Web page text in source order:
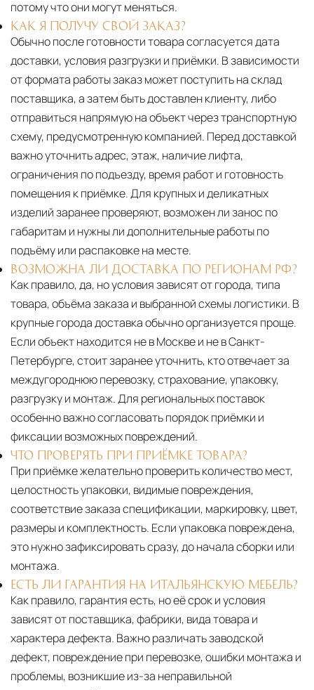
потому что они могут меняться.
КАК Я ПОЛУЧУ СВОЙ ЗАКАЗ?
Обычно после готовности товара согласуется дата
доставки, условия разгрузки и приёмки. В зависимости
от формата работы заказ может поступить на склад
поставщика, а затем быть доставлен клиенту, либо
отправиться напрямую на объект через транспортную
схему, предусмотренную компанией. Перед доставкой
важно уточнить адрес, этаж, наличие лифта,
ограничения по подъезду, время работ и готовность
помещения к приёмке. Для крупных и деликатных
изделий заранее проверяют, возможен ли занос по
габаритам и нужны ли дополнительные работы по
подъёму или распаковке на месте.
ВОЗМОЖНА ЛИ ДОСТАВКА ПО РЕГИОНАМ РФ?
Как правило, да, но условия зависят от города, типа
товара, объёма заказа и выбранной схемы логистики. В
крупные города доставка обычно организуется проще.
Если объект находится не в Москве и не в Санкт-
Петербурге, стоит заранее уточнить, кто отвечает за
междугороднюю перевозку, страхование, упаковку,
разгрузку и монтаж. Для региональных поставок
особенно важно согласовать порядок приёмки и
фиксации возможных повреждений.
ЧТО ПРОВЕРЯТЬ ПРИ ПРИЁМКЕ ТОВАРА?
При приёмке желательно проверить количество мест,
целостность упаковки, видимые повреждения,
соответствие заказа спецификации, маркировку, цвет,
размеры и комплектность. Если упаковка повреждена,
это нужно зафиксировать сразу, до начала сборки или
монтажа.
ЕСТЬ ЛИ ГАРАНТИЯ НА ИТАЛЬЯНСКУЮ МЕБЕЛЬ?
Как правило, гарантия есть, но её срок и условия
зависят от поставщика, фабрики, вида товара и
характера дефекта. Важно различать заводской
дефект, повреждение при перевозке, ошибки монтажа и
проблемы, возникшие из-за неправильной